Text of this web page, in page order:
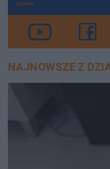
GRAMY
NAJNOWSZE Z